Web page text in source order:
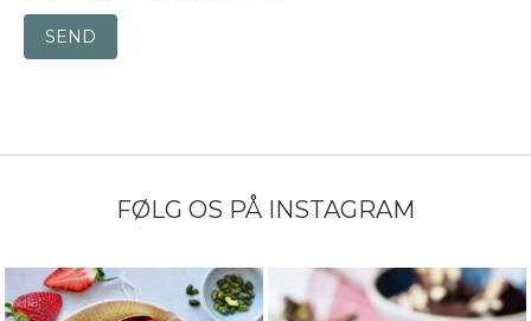
SEND
FØLG OS PÅ INSTAGRAM